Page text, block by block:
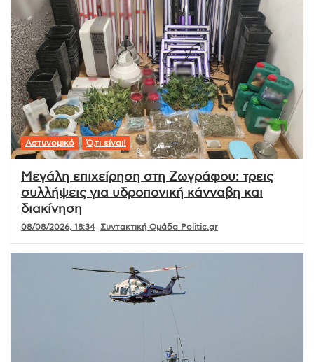
Αστυνομικό Ό,τι είναι!
Μεγάλη επιχείρηση στη Ζωγράφου: τρεις
συλλήψεις για υδροπονική κάνναβη και
διακίνηση
08/08/2026, 18:34 Συντακτική Ομάδα Politic.gr